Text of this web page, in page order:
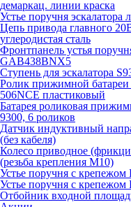
демаркац. линии краска
Устье поручня эскалатора
Цепь привода главного
углеродистая сталь
Фронтпанель устья
GAB438BNX5
Ступень для эскалатора
Ролик прижимной батареи
506NCE пластиковый
Батарея роликовая
9300, 6 роликов
Датчик индуктивный
(без кабеля)
Колесо приводное
(резьба крепления M10)
Устье поручня с
Устье поручня с
Отбойник входной